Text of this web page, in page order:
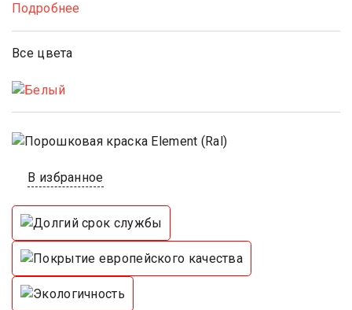
Подробнее
Все цвета
В избранное